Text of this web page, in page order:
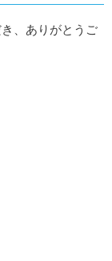
、ありがとうご